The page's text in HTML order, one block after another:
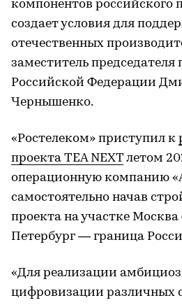
компонентов российского
создает условия для
отечественных
заместитель председателя
Российской Федерации
Чернышенко.
«Ростелеком» приступил к
проекта TEA NEXT летом
операционную компанию
самостоятельно начав
проекта на участке
Петербург — граница
«Для реализации
цифровизации различных